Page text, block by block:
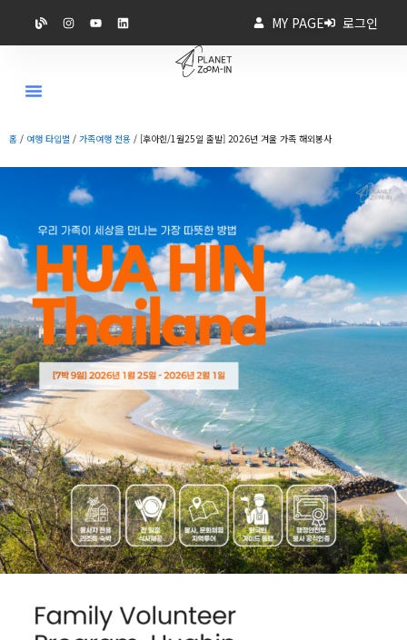
로그인
MY PAGE
홈 / 여행 타입별 / 가족여행 전용 / [후아힌/1월25일 출발] 2026년 겨울 가족 해외봉사